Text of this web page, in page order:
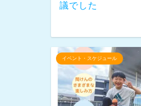
議でした
イベント・スケジュール